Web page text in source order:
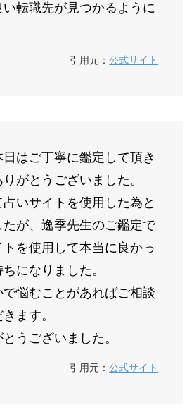
い転職先が見つかるように
引用元：公式サイト
はご丁寧に鑑定して頂き
がとうございました。
占いサイトを使用した為と
が、逸季先生のご鑑定で
トを使用して本当に良かっ
になりました。
で悩むことがあればご相談
ます。
うございました。
引用元：公式サイト